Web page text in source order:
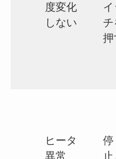
度変化
しない
イ
チ
押
ヒータ
異常
停
止